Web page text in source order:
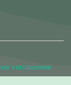
соглашение